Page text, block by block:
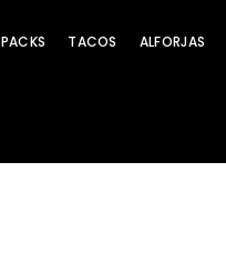
PACKS TACOS ALFORJAS